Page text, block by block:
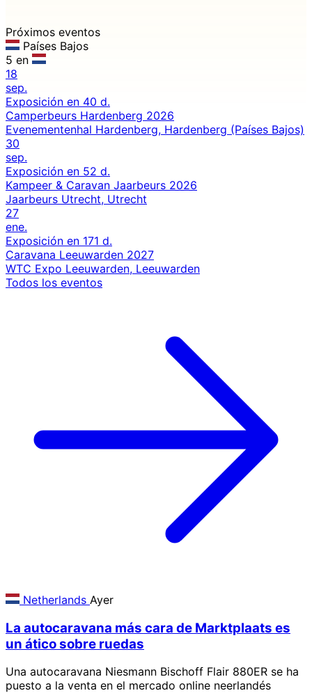
Próximos eventos
Países Bajos
5 en
18
sep.
Exposición en 40 d.
Camperbeurs Hardenberg 2026
Evenementenhal Hardenberg, Hardenberg (Países Bajos)
30
sep.
Exposición en 52 d.
Kampeer & Caravan Jaarbeurs 2026
Jaarbeurs Utrecht, Utrecht
27
ene.
Exposición en 171 d.
Caravana Leeuwarden 2027
WTC Expo Leeuwarden, Leeuwarden
Todos los eventos
Netherlands Ayer
La autocaravana más cara de Marktplaats es
un ático sobre ruedas
Una autocaravana Niesmann Bischoff Flair 880ER se ha
puesto a la venta en el mercado online neerlandés